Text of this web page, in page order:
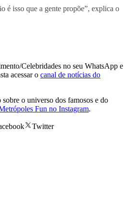
é isso que a gente propõe”, explica o
Celebridades no seu WhatsApp e
acessar o canal de notícias do
o universo dos famosos e do
Fun no Instagram.
Twitter